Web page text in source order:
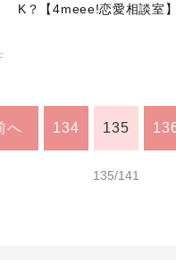
K？【4meee!恋愛相談室
へ 134 135
135/141